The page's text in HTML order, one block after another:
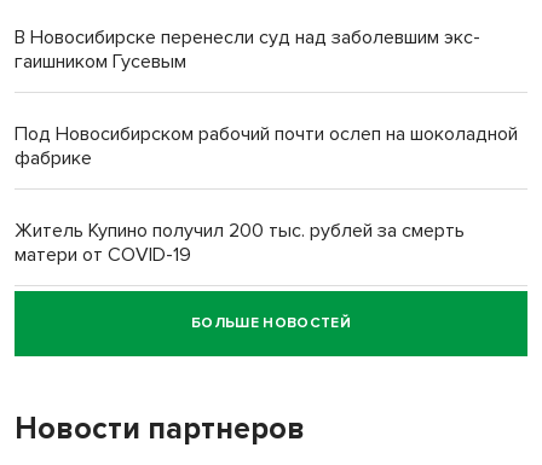
В Новосибирске перенесли суд над заболевшим экс-
гаишником Гусевым
Под Новосибирском рабочий почти ослеп на шоколадной
фабрике
Житель Купино получил 200 тыс. рублей за смерть
матери от COVID-19
Новосибирский суд наказал водителя за смерть
пенсионерки на вокзале
БОЛЬШЕ НОВОСТЕЙ
Новости партнеров